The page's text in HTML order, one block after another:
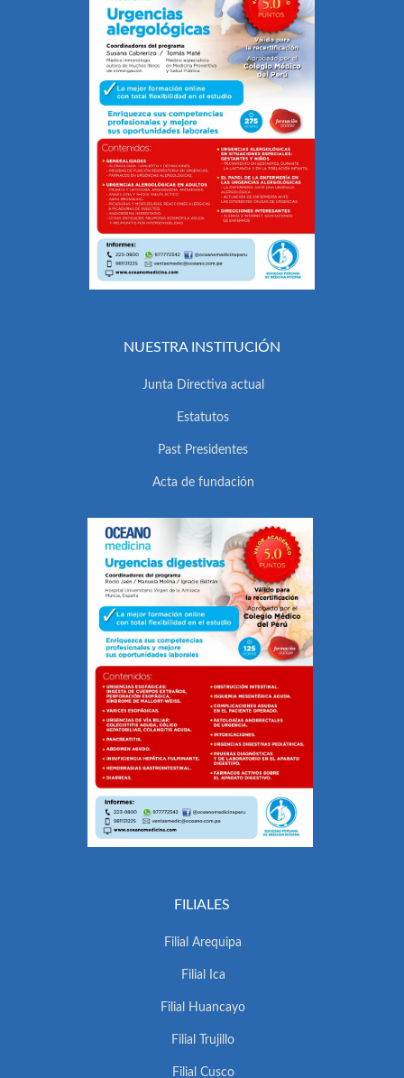
NUESTRA INSTITUCIÓN
Junta Directiva actual
Estatutos
Past Presidentes
Acta de fundación
FILIALES
Filial Arequipa
Filial Ica
Filial Huancayo
Filial Trujillo
Filial Cusco